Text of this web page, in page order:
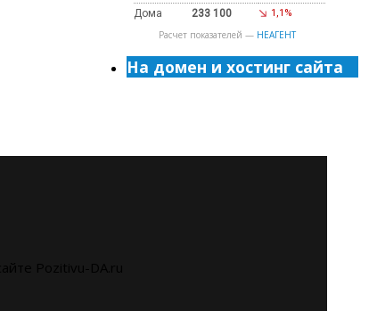
Дома 233 100 1,1%
Расчет показателей — НЕАГЕНТ
На домен и хостинг сайта